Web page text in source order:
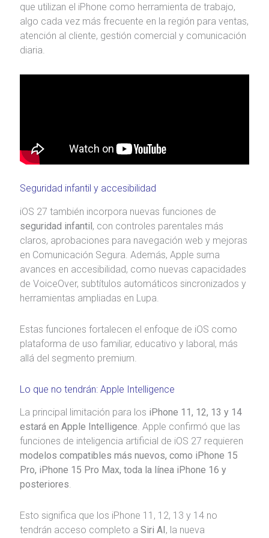
que utilizan el iPhone como herramienta de trabajo,
algo cada vez más frecuente en la región para ventas,
atención al cliente, gestión comercial y comunicación
diaria.
Seguridad infantil y accesibilidad
iOS 27 también incorpora nuevas funciones de
seguridad infantil, con controles parentales más
claros, aprobaciones para navegación web y mejoras
en Comunicación Segura. Además, Apple suma
avances en accesibilidad, como nuevas capacidades
de VoiceOver, subtítulos automáticos sincronizados y
herramientas ampliadas en Lupa.
Estas funciones fortalecen el enfoque de iOS como
plataforma de uso familiar, educativo y laboral, más
allá del segmento premium.
Lo que no tendrán: Apple Intelligence
La principal limitación para los iPhone 11, 12, 13 y 14
estará en Apple Intelligence. Apple confirmó que las
funciones de inteligencia artificial de iOS 27 requieren
modelos compatibles más nuevos, como iPhone 15
Pro, iPhone 15 Pro Max, toda la línea iPhone 16 y
posteriores.
Esto significa que los iPhone 11, 12, 13 y 14 no
tendrán acceso completo a Siri AI , la nueva